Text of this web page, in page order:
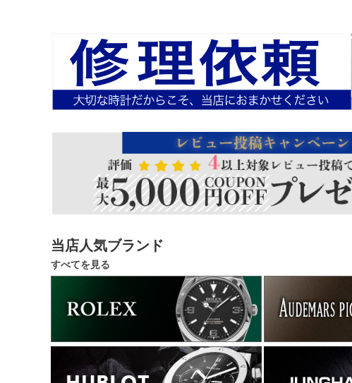
当店人気ブランド
すべてを見る